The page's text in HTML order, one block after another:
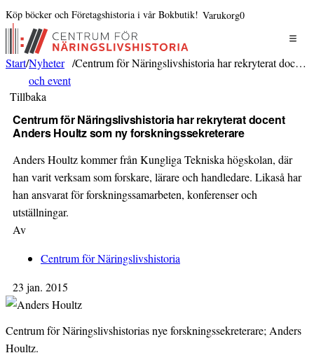
Köp böcker och Företagshistoria i vår Bokbutik! Varukorg0
Start/Nyheter
och event
/ Centrum för Näringslivshistoria har rekryterat docent Anders Houltz som ny forskningssekreterare
Tillbaka
Centrum för Näringslivshistoria har rekryterat docent
Anders Houltz som ny forskningssekreterare
Anders Houltz kommer från Kungliga Tekniska högskolan, där
han varit verksam som forskare, lärare och handledare. Likaså har
han ansvarat för forskningssamarbeten, konferenser och
utställningar.
Av
Centrum för Näringslivshistoria
23 jan. 2015
Centrum för Näringslivshistorias nye forskningssekreterare; Anders
Houltz.